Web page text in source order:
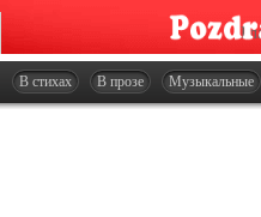
В стихах В прозе Музыкальные